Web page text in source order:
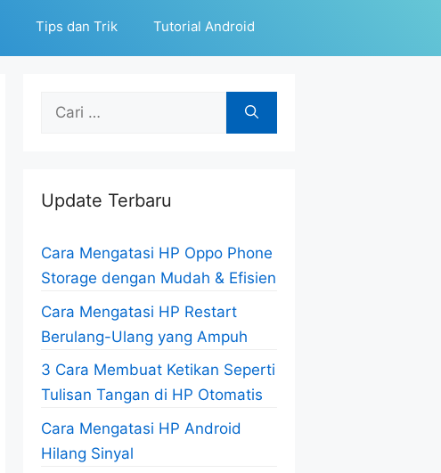
Tips dan Trik Tutorial Android
Cari
Update Terbaru
Cara Mengatasi HP Oppo Phone
Storage dengan Mudah & Efisien
Cara Mengatasi HP Restart
Berulang-Ulang yang Ampuh
3 Cara Membuat Ketikan Seperti
Tulisan Tangan di HP Otomatis
Cara Mengatasi HP Android
Hilang Sinyal